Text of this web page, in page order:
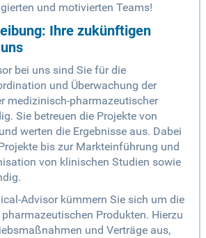
und motivierten Teams!
Ihre zukünftigen
bei uns sind Sie für die
und Überwachung der
medizinisch-pharmazeutischer
Sie betreuen die Projekte von
werten die Ergebnisse aus. Dabei
bis zur Markteinführung und
von klinischen Studien sowie
Advisor kümmern Sie sich um die
Produkten. Hierzu
und Verträge aus,